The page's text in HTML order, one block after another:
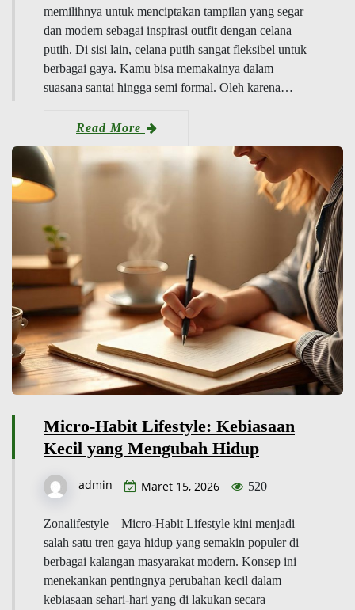
memilihnya untuk menciptakan tampilan yang segar
dan modern sebagai inspirasi outfit dengan celana
putih. Di sisi lain, celana putih sangat fleksibel untuk
berbagai gaya. Kamu bisa memakainya dalam
suasana santai hingga semi formal. Oleh karena…
Read More
Micro-Habit Lifestyle: Kebiasaan
Kecil yang Mengubah Hidup
admin Maret 15, 2026 520
Zonalifestyle – Micro-Habit Lifestyle kini menjadi
salah satu tren gaya hidup yang semakin populer di
berbagai kalangan masyarakat modern. Konsep ini
menekankan pentingnya perubahan kecil dalam
kebiasaan sehari-hari yang di lakukan secara